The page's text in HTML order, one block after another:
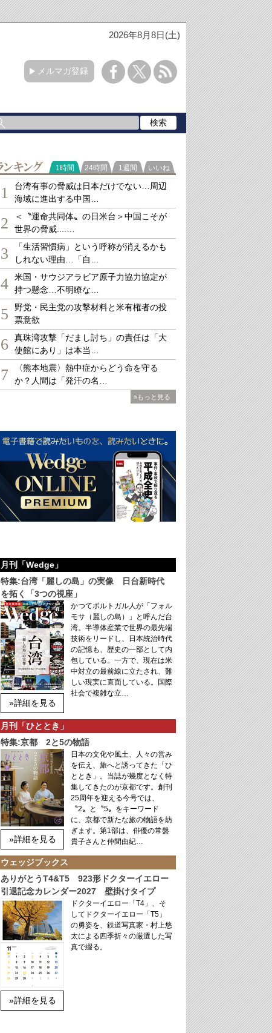
2026年8月8日(土)
メルマガ登録
ランキング
1時間 24時間 1週間 いいね
1
台湾有事の脅威は日本だけでない…周辺
海域に進出する中国…
2
＜〝運命共同体〟の日米台＞中国こそが
世界の脅威....…
3
「生活習慣病」という呼称が消えるかも
しれない理由…「自…
4
米国・サウジアラビア原子力協力協定が
持つ懸念…不明瞭な…
5
野党・民主党の攻撃材料と米有権者の投
票意欲
6
真珠湾攻撃「だまし討ち」の責任は「大
使館にあり」は本当…
7
〈熊本地震〉熱中症からどう命を守る
か？人間は「発汗の名…
»もっと見る
月刊「Wedge」
特集:台湾「麗しの島」の実像 日台新時代
を拓く「3つの視座」
»詳細を見る
かつてポルトガル人が「フォル
モサ（麗しの島）」と呼んだ台
湾。半導体産業で世界の最先端
技術をリードし、日本統治時代
の記憶も、歴史の一部として内
包している。一方で、現在は米
中対立の最前線に立たされ、難
しい現実に直面している。国際
社会で複雑な立…
月刊「ひととき」
特集:京都 2と5の物語
»詳細を見る
日本の文化や風土、人々の営み
を伝え、旅へと誘ってきた「ひ
ととき」。当誌が幾度となく特
集してきたのが京都です。創刊
25周年を迎える今号では、
〝2〟と〝5〟をキーワード
に、京都で新たな旅の物語を紡
ぎます。第1部は、俳優の常盤
貴子さんと仲間由紀…
ウェッジブックス
ありがとうT4&T5 923形ドクターイエロー
引退記念カレンダー2027 壁掛けタイプ
»詳細を見る
ドクターイエロー「T4」、そ
してドクターイエロー「T5」
の勇姿を、鉄道写真家・村上悠
太による四季折々の厳選した写
真で綴る。